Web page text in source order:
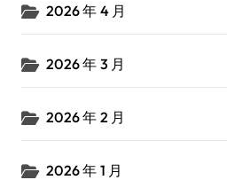
2026 年 4 月
2026 年 3 月
2026 年 2 月
2026 年 1 月